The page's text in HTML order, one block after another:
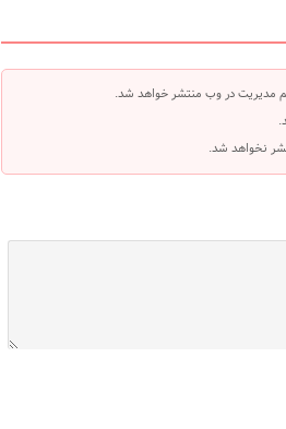
مدیریت در وب منتشر خواهد شد.
نخواهد شد.